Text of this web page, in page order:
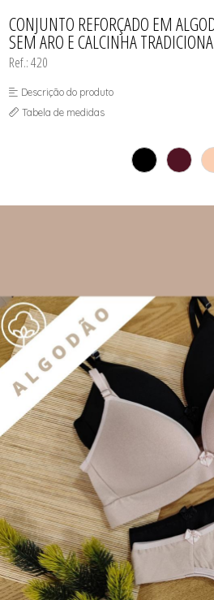
CONJUNTOS
SUTIÃS
CONJUNTO REFORÇADO EM
SEM ARO E CALCINHA
Ref.: 420
Descrição do produto
Tabela de medidas